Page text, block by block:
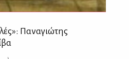
Παναγιώτης